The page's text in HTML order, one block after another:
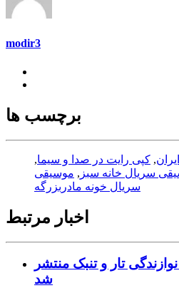
modir3
برچسب ها
, کپی رایت در صدا و سیما,
سریال خانه سبز , موسیقی
سریال خونه مادربزرگه
اخبار مرتبط
تار و تنبک منتشر
شد